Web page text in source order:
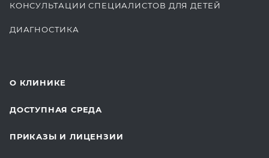
КОНСУЛЬТАЦИИ СПЕЦИАЛИСТОВ ДЛЯ ДЕТЕЙ
ДИАГНОСТИКА
О КЛИНИКЕ
ДОСТУПНАЯ СРЕДА
ПРИКАЗЫ И ЛИЦЕНЗИИ